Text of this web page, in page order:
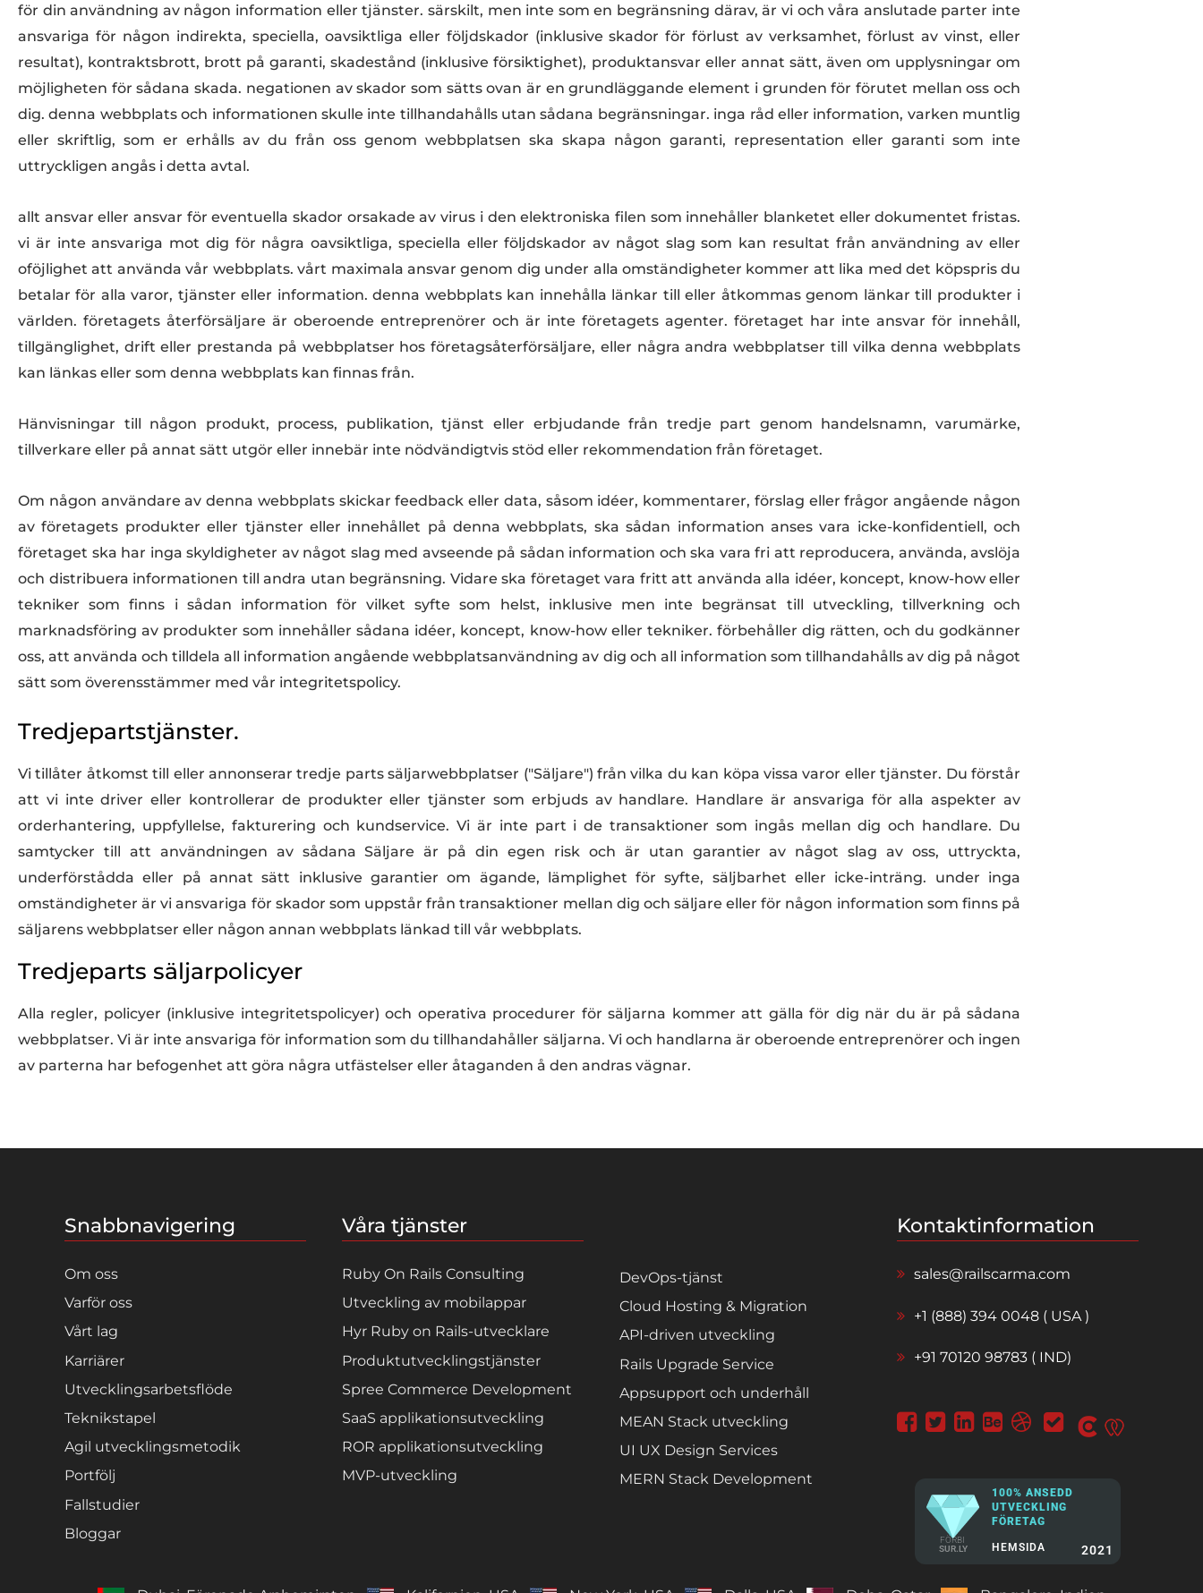
för din användning av någon information eller tjänster. särskilt, men inte som en begränsning därav, är vi och våra anslutade parter inte
ansvariga för någon indirekta, speciella, oavsiktliga eller följdskador (inklusive skador för förlust av verksamhet, förlust av vinst, eller
resultat), kontraktsbrott, brott på garanti, skadestånd (inklusive försiktighet), produktansvar eller annat sätt, även om upplysningar om
möjligheten för sådana skada. negationen av skador som sätts ovan är en grundläggande element i grunden för förutet mellan oss och
dig. denna webbplats och informationen skulle inte tillhandahålls utan sådana begränsningar. inga råd eller information, varken muntlig
eller skriftlig, som er erhålls av du från oss genom webbplatsen ska skapa någon garanti, representation eller garanti som inte
uttryckligen angås i detta avtal.
allt ansvar eller ansvar för eventuella skador orsakade av virus i den elektroniska filen som innehåller blanketet eller dokumentet fristas.
vi är inte ansvariga mot dig för några oavsiktliga, speciella eller följdskador av något slag som kan resultat från användning av eller
oföjlighet att använda vår webbplats. vårt maximala ansvar genom dig under alla omständigheter kommer att lika med det köpspris du
betalar för alla varor, tjänster eller information. denna webbplats kan innehålla länkar till eller åtkommas genom länkar till produkter i
världen. företagets återförsäljare är oberoende entreprenörer och är inte företagets agenter. företaget har inte ansvar för innehåll,
tillgänglighet, drift eller prestanda på webbplatser hos företagsåterförsäljare, eller några andra webbplatser till vilka denna webbplats
kan länkas eller som denna webbplats kan finnas från.
Hänvisningar till någon produkt, process, publikation, tjänst eller erbjudande från tredje part genom handelsnamn, varumärke,
tillverkare eller på annat sätt utgör eller innebär inte nödvändigtvis stöd eller rekommendation från företaget.
Om någon användare av denna webbplats skickar feedback eller data, såsom idéer, kommentarer, förslag eller frågor angående någon
av företagets produkter eller tjänster eller innehållet på denna webbplats, ska sådan information anses vara icke-konfidentiell, och
företaget ska har inga skyldigheter av något slag med avseende på sådan information och ska vara fri att reproducera, använda, avslöja
och distribuera informationen till andra utan begränsning. Vidare ska företaget vara fritt att använda alla idéer, koncept, know-how eller
tekniker som finns i sådan information för vilket syfte som helst, inklusive men inte begränsat till utveckling, tillverkning och
marknadsföring av produkter som innehåller sådana idéer, koncept, know-how eller tekniker. förbehåller dig rätten, och du godkänner
oss, att använda och tilldela all information angående webbplatsanvändning av dig och all information som tillhandahålls av dig på något
sätt som överensstämmer med vår integritetspolicy.
Tredjepartstjänster.
Vi tillåter åtkomst till eller annonserar tredje parts säljarwebbplatser ("Säljare") från vilka du kan köpa vissa varor eller tjänster. Du förstår
att vi inte driver eller kontrollerar de produkter eller tjänster som erbjuds av handlare. Handlare är ansvariga för alla aspekter av
orderhantering, uppfyllelse, fakturering och kundservice. Vi är inte part i de transaktioner som ingås mellan dig och handlare. Du
samtycker till att användningen av sådana Säljare är på din egen risk och är utan garantier av något slag av oss, uttryckta,
underförstådda eller på annat sätt inklusive garantier om ägande, lämplighet för syfte, säljbarhet eller icke-inträng. under inga
omständigheter är vi ansvariga för skador som uppstår från transaktioner mellan dig och säljare eller för någon information som finns på
säljarens webbplatser eller någon annan webbplats länkad till vår webbplats.
Tredjeparts säljarpolicyer
Alla regler, policyer (inklusive integritetspolicyer) och operativa procedurer för säljarna kommer att gälla för dig när du är på sådana
webbplatser. Vi är inte ansvariga för information som du tillhandahåller säljarna. Vi och handlarna är oberoende entreprenörer och ingen
av parterna har befogenhet att göra några utfästelser eller åtaganden å den andras vägnar.
Snabbnavigering
Om oss
Varför oss
Vårt lag
Karriärer
Utvecklingsarbetsflöde
Teknikstapel
Agil utvecklingsmetodik
Portfölj
Fallstudier
Bloggar
Våra tjänster
Ruby On Rails Consulting
Utveckling av mobilappar
Hyr Ruby on Rails-utvecklare
Produktutvecklingstjänster
Spree Commerce Development
SaaS applikationsutveckling
ROR applikationsutveckling
MVP-utveckling
DevOps-tjänst
Cloud Hosting & Migration
API-driven utveckling
Rails Upgrade Service
Appsupport och underhåll
MEAN Stack utveckling
UI UX Design Services
MERN Stack Development
Kontaktinformation
sales@railscarma.com
+1 (888) 394 0048 ( USA )
+91 70120 98783 ( IND)
FÖRBI
SUR.LY
100% ANSEDD
UTVECKLING
FÖRETAG
HEMSIDA 2021